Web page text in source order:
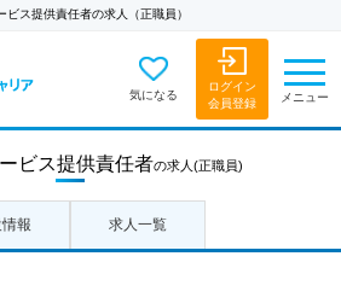
ス提供責任者の求人（正職員）
気になる
ログイン
会員登録
メニュー
ビス提供責任者の求人 (正職員)
報 求人一覧